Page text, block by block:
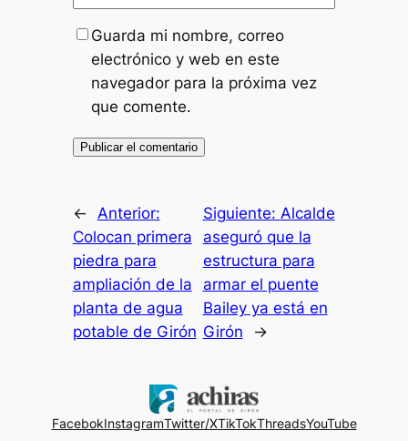
Guarda mi nombre, correo
electrónico y web en este
navegador para la próxima vez
que comente.
← Anterior:
Colocan primera
piedra para
ampliación de la
planta de agua
potable de Girón
Siguiente: Alcalde
aseguró que la
estructura para
armar el puente
Bailey ya está en
Girón
→
FacebokInstagramTwitter/XTikTokThreadsYouTube